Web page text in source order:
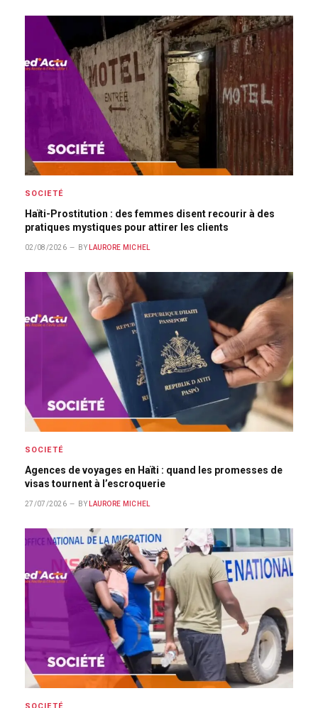
SOCIETÉ
Haïti-Prostitution : des femmes disent recourir à des
pratiques mystiques pour attirer les clients
02/08/2026 BY LAURORE MICHEL
SOCIETÉ
Agences de voyages en Haïti : quand les promesses de
visas tournent à l’escroquerie
27/07/2026 BY LAURORE MICHEL